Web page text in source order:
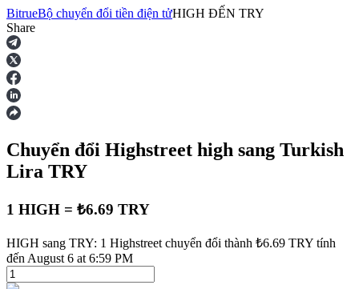
Hợp đồng tương lai
USDT Futures
Futures sử dụng USDT làm tài sản thế chấp
BitrueBộ chuyển đổi tiền điện tửHIGH ĐẾN TRY
Share
Chuyển đổi Highstreet high sang Turkish
Lira TRY
1 HIGH = ₺6.69 TRY
HIGH sang TRY: 1 Highstreet chuyển đổi thành ₺6.69 TRY tính
đến August 6 at 6:59 PM